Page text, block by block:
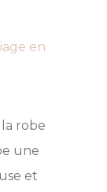
en
robe
une
et